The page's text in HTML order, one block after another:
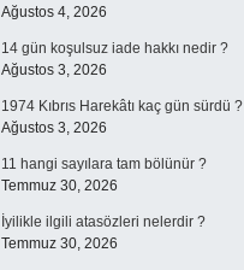
Ağustos 4, 2026
14 gün koşulsuz iade hakkı nedir ?
Ağustos 3, 2026
1974 Kıbrıs Harekâtı kaç gün sürdü ?
Ağustos 3, 2026
11 hangi sayılara tam bölünür ?
Temmuz 30, 2026
İyilikle ilgili atasözleri nelerdir ?
Temmuz 30, 2026